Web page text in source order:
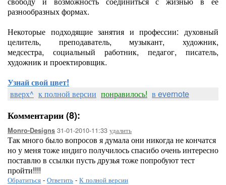
разнообразных формах.
Некоторые подходящие занятия и профессии: духовный
целитель, преподаватель, музыкант, художник,
медсестра, социальный работник, педагог, писатель,
художник и проектировщик.
Узнай свой цвет!
вверх^ к полной версии понравилось! в evernote
Комментарии (8):
Monro-Designs 31-01-2010-11:33 удалить
Так много было вопросов я думала они никогда не кончатся
но у меня тоже индиго получилось спасибо очень интересно
поставлю в ссылки пусть друзья тоже попробуют тест
пройти!!!!
Обратиться - Ответить - К полной версии